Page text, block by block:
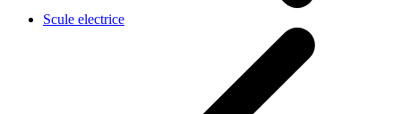
Scule electrice